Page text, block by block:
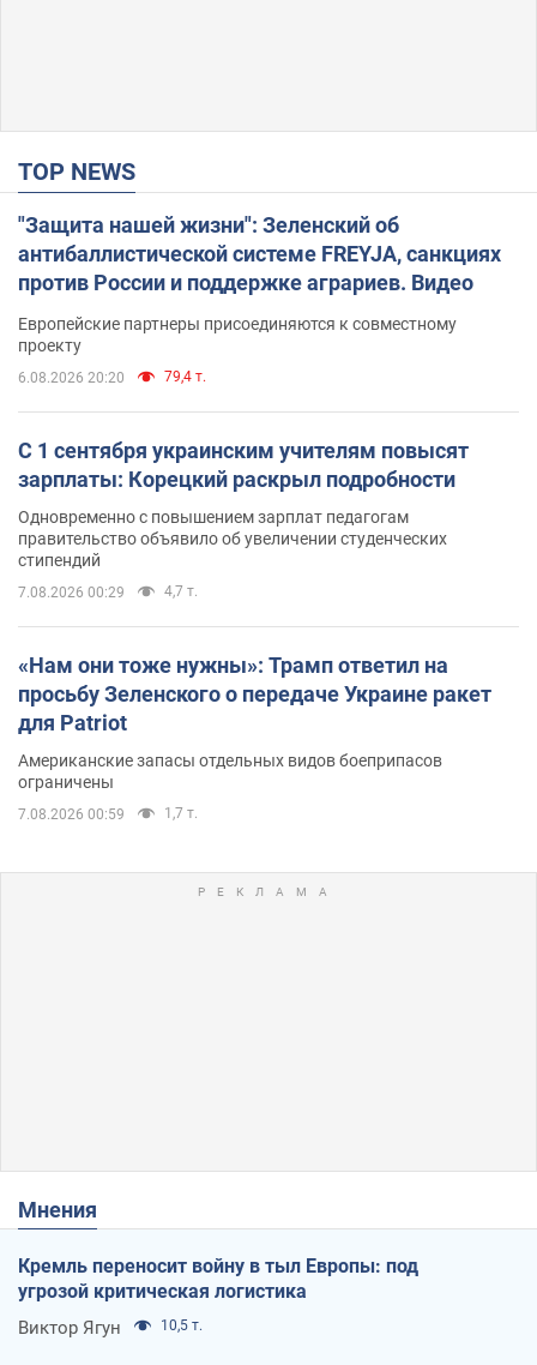
TOP NEWS
"Защита нашей жизни": Зеленский об
антибаллистической системе FREYJA, санкциях
против России и поддержке аграриев. Видео
Европейские партнеры присоединяются к совместному
проекту
6.08.2026 20:20 79,4 т.
С 1 сентября украинским учителям повысят
зарплаты: Корецкий раскрыл подробности
Одновременно с повышением зарплат педагогам
правительство объявило об увеличении студенческих
стипендий
7.08.2026 00:29 4,7 т.
«Нам они тоже нужны»: Трамп ответил на
просьбу Зеленского о передаче Украине ракет
для Patriot
Американские запасы отдельных видов боеприпасов
ограничены
7.08.2026 00:59 1,7 т.
Мнения
Кремль переносит войну в тыл Европы: под
угрозой критическая логистика
Виктор Ягун 10,5 т.